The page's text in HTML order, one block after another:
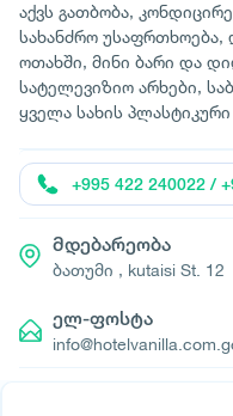
აქვს გათბობა,
სახანძრო
ოთახში, მინი ბარი და
სატელევიზიო არხები,
ყველა სახის
+995 422 240022 /
მდებარეობა
ბათუმი , kutaisi St. 12
ელ-ფოსტა